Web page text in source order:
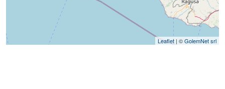
Leaflet | ©GolemNet srl